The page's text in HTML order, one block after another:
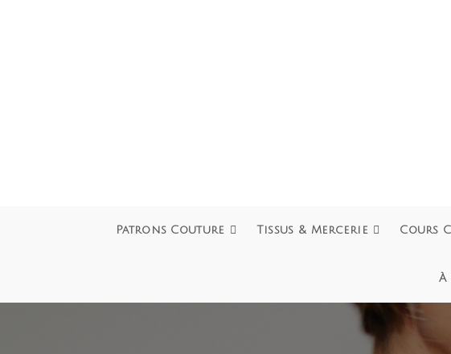
Patrons Couture Tissus & Mercerie Cours
À